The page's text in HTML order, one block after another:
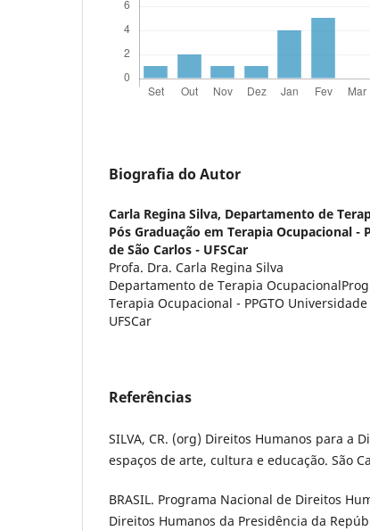
Biografia do Autor
Carla Regina Silva, Departamento de
Pós Graduação em Terapia Ocupacional -
de São Carlos - UFSCar
Profa. Dra. Carla Regina Silva
Departamento de Terapia
Terapia Ocupacional - PPGTO
UFSCar
Referências
SILVA, CR. (org) Direitos Humanos para a
espaços de arte, cultura e educação. São
BRASIL. Programa Nacional de Direitos
Direitos Humanos da Presidência da